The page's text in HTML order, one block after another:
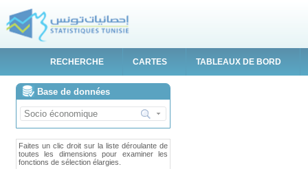
RECHERCHE CARTES TABLEAUX DE BORD
Base de données
Faites un clic droit sur la liste déroulante de
toutes les dimensions pour examiner les
fonctions de sélection élargies.